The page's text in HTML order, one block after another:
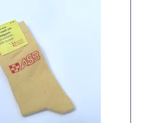
mit dem ASB-Logo